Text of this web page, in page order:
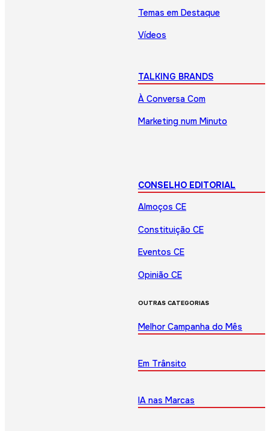
Temas em Destaque
Vídeos
TALKING BRANDS
À Conversa Com
Marketing num Minuto
CONSELHO EDITORIAL
Almoços CE
Constituição CE
Eventos CE
Opinião CE
OUTRAS CATEGORIAS
Melhor Campanha do Mês
Em Trânsito
IA nas Marcas